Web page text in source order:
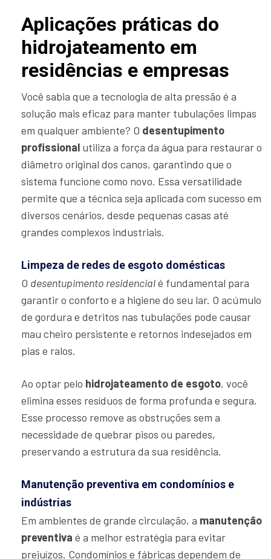
Aplicações práticas do
hidrojateamento em
residências e empresas
Você sabia que a tecnologia de alta pressão é a
solução mais eficaz para manter tubulações limpas
em qualquer ambiente? O desentupimento
profissional utiliza a força da água para restaurar o
diâmetro original dos canos, garantindo que o
sistema funcione como novo. Essa versatilidade
permite que a técnica seja aplicada com sucesso em
diversos cenários, desde pequenas casas até
grandes complexos industriais.
Limpeza de redes de esgoto domésticas
O desentupimento residencialé fundamental para
garantir o conforto e a higiene do seu lar. O acúmulo
de gordura e detritos nas tubulações pode causar
mau cheiro persistente e retornos indesejados em
pias e ralos.
Ao optar pelo hidrojateamento de esgoto, você
elimina esses resíduos de forma profunda e segura.
Esse processo remove as obstruções sem a
necessidade de quebrar pisos ou paredes,
preservando a estrutura da sua residência.
Manutenção preventiva em condomínios e
indústrias
Em ambientes de grande circulação, a manutenção
preventiva é a melhor estratégia para evitar
prejuízos. Condomínios e fábricas dependem de